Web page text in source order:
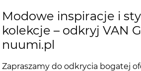
Modowe inspiracje i
kolekcje – odkryj VAN
nuumi.pl
Zapraszamy do odkrycia bogatej